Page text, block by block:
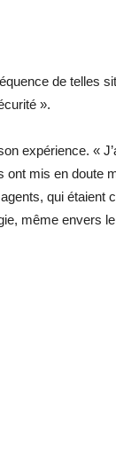
de telles
».
expérience. «
ont mis en doute
qui étaient
même envers